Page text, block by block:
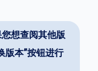
想查阅其他版
版本”按钮进行